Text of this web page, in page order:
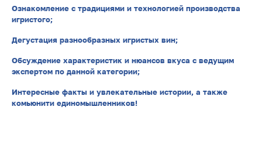
Ознакомление с традициями и технологией производства
игристого;
Дегустация разнообразных игристых вин;
Обсуждение характеристик и нюансов вкуса с ведущим
экспертом по данной категории;
Интересные факты и увлекательные истории, а также
комьюнити единомышленников!